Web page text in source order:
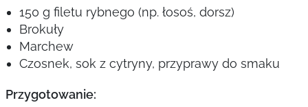
150 g filetu rybnego (np. łosoś, dorsz)
Brokuły
Marchew
Czosnek, sok z cytryny, przyprawy do smaku
Przygotowanie: